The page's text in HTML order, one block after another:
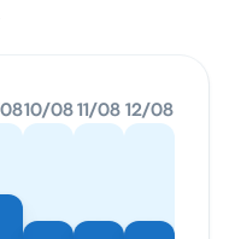
10/08 11/08 12/08